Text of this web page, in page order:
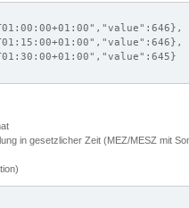
in gesetzlicher Zeit (MEZ/MESZ mit